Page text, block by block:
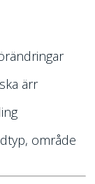
ärr
område